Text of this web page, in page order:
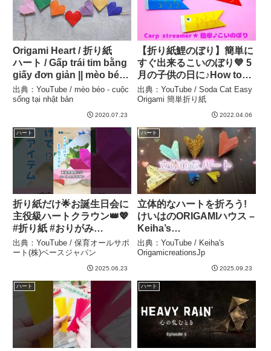
Origami Heart / 折り紙
ハート / Gấp trái tim bằng
giấy đơn giản || mèo béo
– mèo béo – cuộc sống
tại nhật bản
出典：YouTube / mèo béo - cuộc
sống tại nhật bản
2020.07.23
【折り紙鯉のぼり】簡単に
すぐ出来るこいのぼり💙 5
月の子供の日に♪How to
make a very easy carp
streamer Origami – Soda
Cat Easy Origami 簡単折
出典：YouTube / Soda Cat Easy
Origami 簡単折り紙
2022.04.06
ハート
折り紙だけ🌟お誕生日会に
主役級ハートクラウン👑💖
#折り紙 #おりがみ
#origami #保育士 #保育 #
お誕生日会 #簡単 #かわい
い #ショート #shorts – 保
スジャパン
出典：YouTube / 保育オールサポ
ート(株)ベースジャパン
2025.06.23
ハート
立体的なハートを折ろう!
けいはのORIGAMIハウス –
Keiha’s
OrigamicreationsJp
出典：YouTube / Keiha's
OrigamicreationsJp
2025.09.23
ハート ハート